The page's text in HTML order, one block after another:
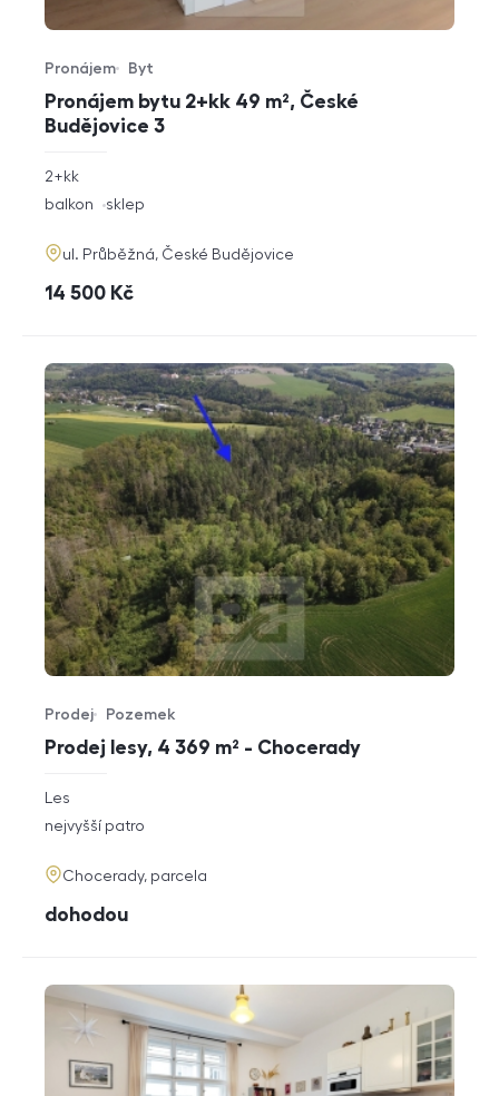
Pronájem bytu 2+kk 49 m², České
Budějovice 3
Typ nabídky
Pronájem
Typ nemovitosti
Byt
rozměry
2+kk
funkce
balkon sklep
adresa
ul. Průběžná, České Budějovice
cena
14 500 Kč
Prodej lesy, 4 369 m² - Chocerady
Typ nabídky
Prodej
Typ nemovitosti
Pozemek
rozměry
Les
funkce
nejvyšší patro
adresa
Chocerady, parcela
cena
dohodou